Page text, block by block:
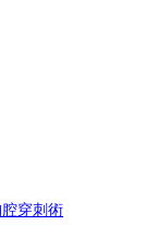
穿刺術